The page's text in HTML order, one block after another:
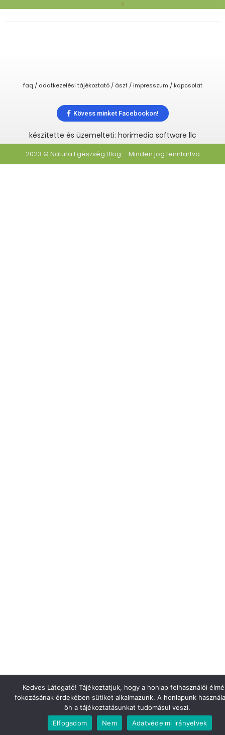
faq / adatkezelési tájékoztató / ászf / impresszum / kapcsolat
Kövess minket Facebookon!
készítette és üzemelteti: horimedia software llc
2023 © Natura Egészség Blog – Minden jog fenntartva
Kedves Látogató! Tájékoztatjuk, hogy a honlap felhasználói
fokozásának érdekében sütiket alkalmazunk. A honlapunk
ön a tájékoztatásunkat tudomásul veszi.
Elfogadom
Nem Adatvédelmi irányelvek